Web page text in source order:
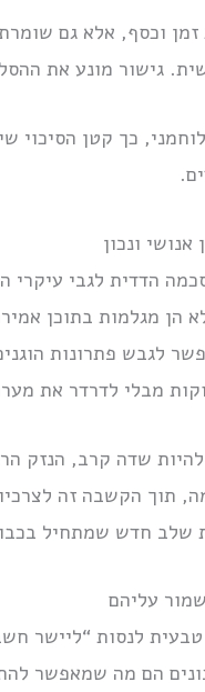
וכסף, אלא גם
גישור מונע את
כך קטן הסיכוי
ונכון
הדדית לגבי
הן מגלמות בתוכן
לגבש פתרונות
מבלי לדרדר את
שדה קרב, הנזק
תוך הקשבה זה
שלב חדש שמתחיל
עליהם
לנסות “ליישר
הם מה שמאפשר